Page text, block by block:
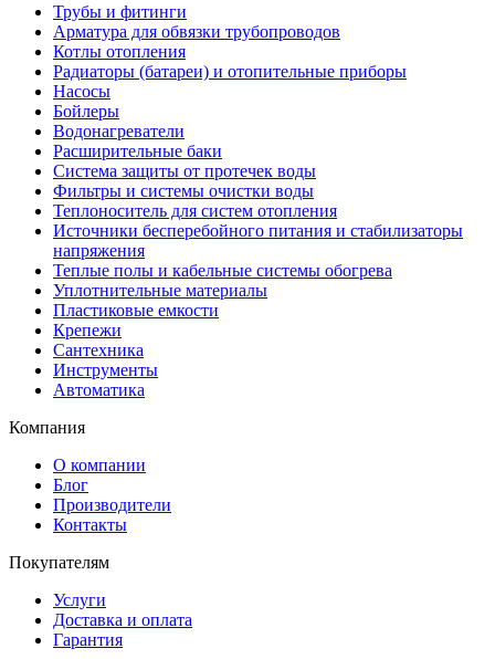
Трубы и фитинги
Арматура для обвязки трубопроводов
Котлы отопления
Радиаторы (батареи) и отопительные приборы
Насосы
Бойлеры
Водонагреватели
Расширительные баки
Система защиты от протечек воды
Фильтры и системы очистки воды
Теплоноситель для систем отопления
Источники бесперебойного питания и стабилизаторы
напряжения
Теплые полы и кабельные системы обогрева
Уплотнительные материалы
Пластиковые емкости
Крепежи
Сантехника
Инструменты
Автоматика
Компания
О компании
Блог
Производители
Контакты
Покупателям
Услуги
Доставка и оплата
Гарантия